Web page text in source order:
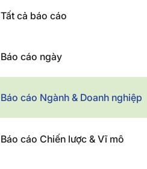
Tất cả báo cáo
Báo cáo ngày
Báo cáo Ngành & Doanh nghiệp
Báo cáo Chiến lược & Vĩ mô